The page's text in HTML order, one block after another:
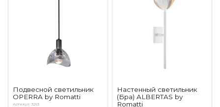
Подвесной светильник
OPERRA by Romatti
Артикул: 3263
Настенный светильник
(Бра) ALBERTAS by
Romatti